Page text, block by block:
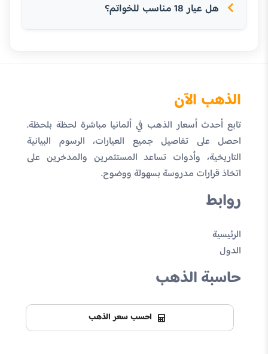
هل عيار 18 مناسب للخواتم؟
الذهب الآن
تابع أحدث أسعار الذهب في ألمانيا مباشرة لحظة بلحظة.
احصل على تفاصيل جميع العيارات، الرسوم البيانية
التاريخية، وأدوات تساعد المستثمرين والمدخرين على
اتخاذ قرارات مدروسة بسهولة ووضوح.
روابط
الرئيسية
الدول
حاسبة الذهب
احسب سعر الذهب